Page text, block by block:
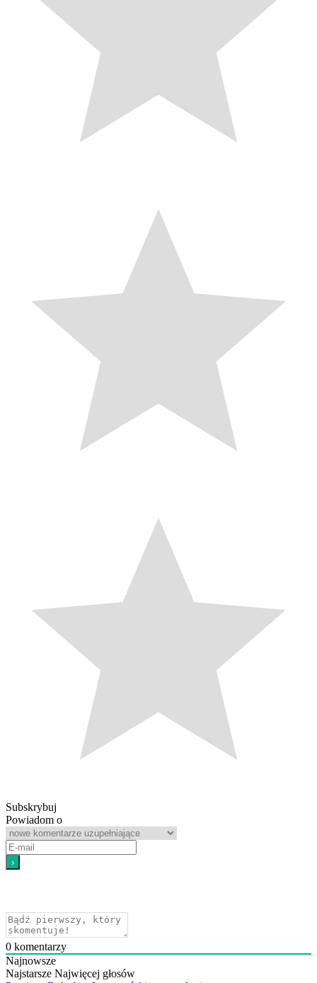
Subskrybuj
Powiadom o
0 komentarzy
Najnowsze
Najstarsze Najwięcej głosów